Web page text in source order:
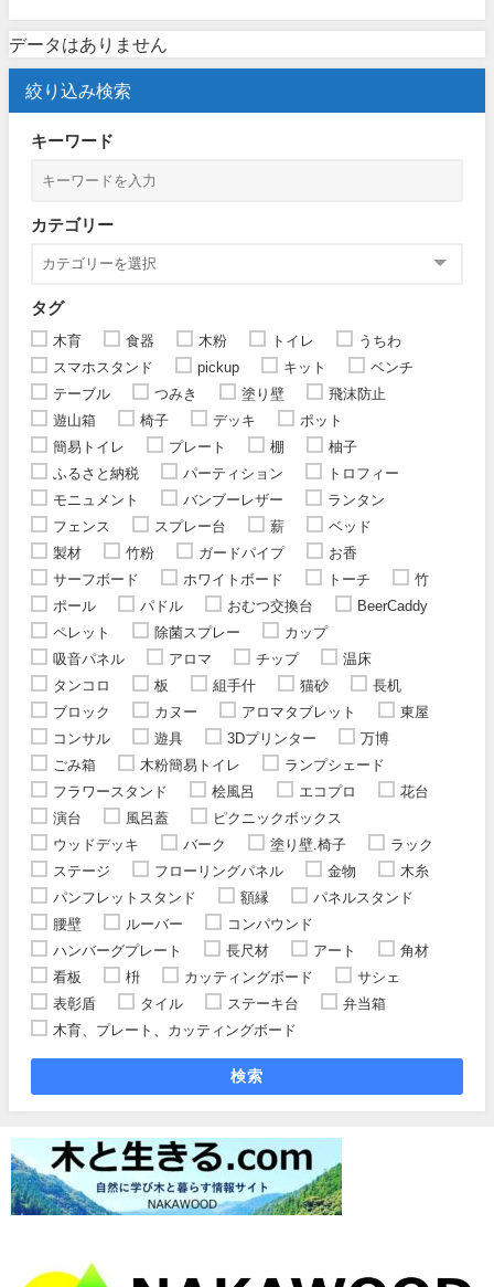
データはありません
絞り込み検索
キーワード
カテゴリー
タグ
木育 食器 木粉 トイレ
うちわ
スマホスタンド
pickup キット
ベンチ
テーブル
つみき 塗り壁
飛沫防止
遊山箱
椅子 デッキ
ポット
簡易トイレ
プレート 棚
柚子
ふるさと納税
パーティション
トロフィー
モニュメント
バンブーレザー
ランタン
フェンス
スプレー台 薪
ベッド
製材
竹粉 ガードパイプ
お香
サーフボード
ホワイトボード トーチ
竹
ポール
パドル おむつ交換台
BeerCaddy
ペレット
除菌スプレー
カップ
吸音パネル
アロマ チップ
温床
タンコロ
板 組手什 猫砂
長机
ブロック
カヌー アロマタブレット
東屋
コンサル
遊具 3Dプリンター
万博
ごみ箱
木粉簡易トイレ
ランプシェード
フラワースタンド
桧風呂 エコプロ
花台
演台
風呂蓋
ピクニックボックス
ウッドデッキ
バーク 塗り壁.椅子
ラック
ステージ
フローリングパネル 金物
木糸
パンフレットスタンド
額縁
パネルスタンド
腰壁
ルーバー
コンパウンド
ハンバーグプレート
長尺材 アート
角材
看板
枡 カッティングボード
サシェ
表彰盾
タイル ステーキ台
弁当箱
木育、プレート、カッティングボード
検索